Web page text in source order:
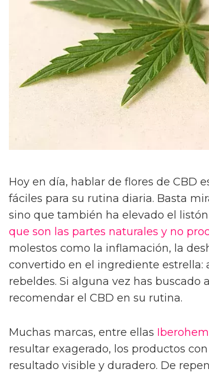
Hoy en día, hablar de flores de CBD
fáciles para su rutina diaria. Basta
sino que también ha elevado el
que son las partes naturales y no
molestos como la inflamación, la
convertido en el ingrediente estrella:
rebeldes. Si alguna vez has
recomendar el CBD en su rutina.
Muchas marcas, entre ellas
resultar exagerado, los productos
resultado visible y duradero. De